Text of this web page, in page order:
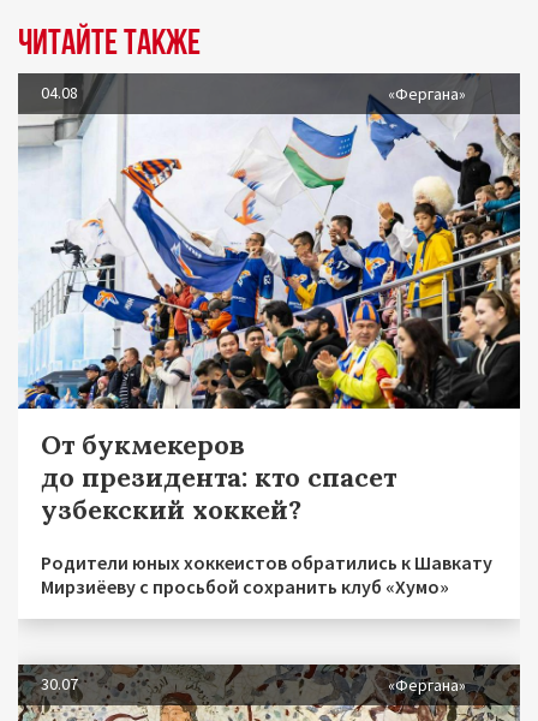
Читайте также
04.08 «Фергана»
От букмекеров
до президента: кто спасет
узбекский хоккей?
Родители юных хоккеистов обратились к Шавкату
Мирзиёеву с просьбой сохранить клуб «Хумо»
30.07 «Фергана»